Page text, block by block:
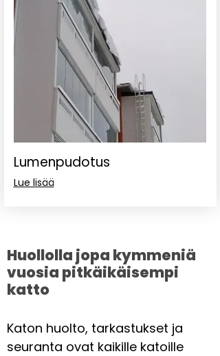
Lumenpudotus
Lue lisää
Huollolla jopa kymmeniä
vuosia pitkäikäisempi
katto
Katon huolto, tarkastukset ja
seuranta ovat kaikille katoille